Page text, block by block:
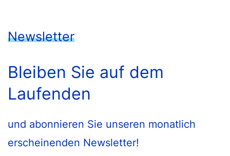
Newsletter
Bleiben Sie auf dem
Laufenden
und abonnieren Sie unseren monatlich
erscheinenden Newsletter!